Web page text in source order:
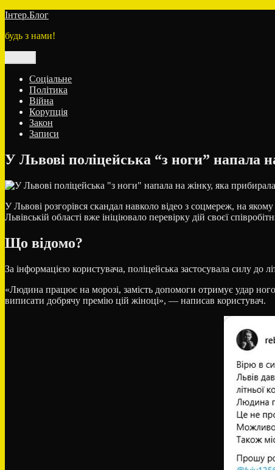
Перейти
вмісту
Інтер.Блог
будь з нами!
Соціальне
Політика
Війна
Корупція
Закон
Записи
У Львові поліцейська “з ноги” напала
У Львові розгорівся скандал навколо відео з соцмереж, на
Львівській області вже ініціювало перевірку дій своєї
Що відомо?
За інформацією користувача, поліцейська застосувала силу до
«Людина працює на морозі, замість допомоги отримує удар
виписати добрячу премію цій жіноці», — написав користувач.